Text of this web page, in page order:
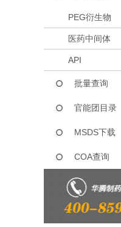
PEG衍生物
医药中间体
API
批量查询
官能团目录
MSDS下载
COA查询